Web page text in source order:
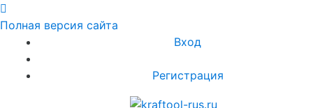
Полная версия сайта
Вход
Регистрация